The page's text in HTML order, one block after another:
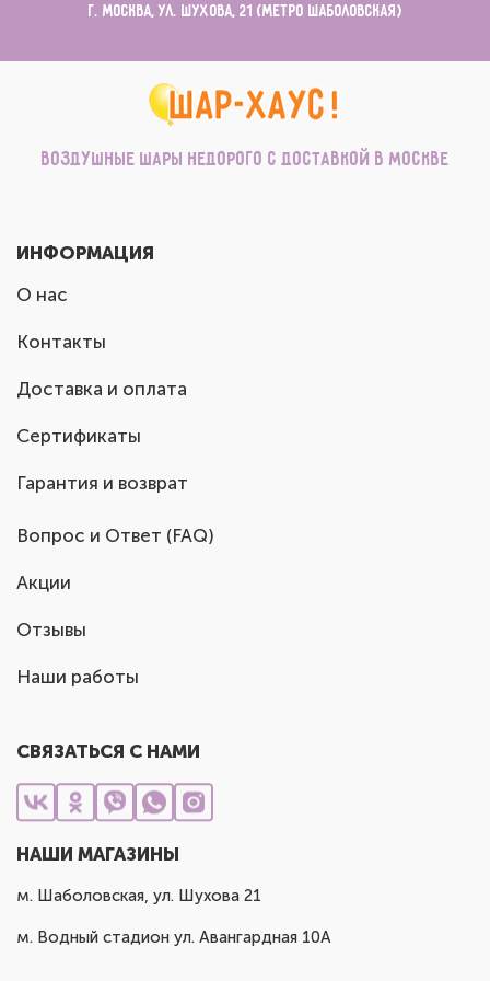
г. Москва, ул. Шухова, 21 (метро Шаболовская)
Воздушные шары недорого с доставкой в Москве
ИНФОРМАЦИЯ
О нас
Контакты
Доставка и оплата
Сертификаты
Гарантия и возврат
Вопрос и Ответ (FAQ)
Акции
Отзывы
Наши работы
СВЯЗАТЬСЯ С НАМИ
НАШИ МАГАЗИНЫ
м. Шаболовская, ул. Шухова 21
м. Водный стадион ул. Авангардная 10А